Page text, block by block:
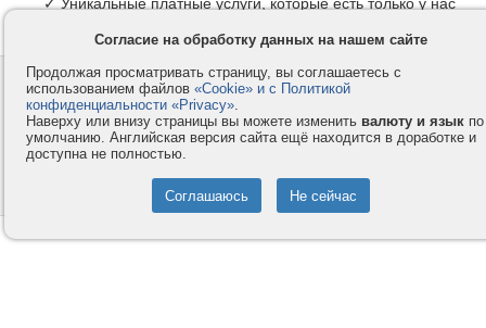
Контакты
Компания
Privacy и Cookie
Услуги
Как оплатить
Помощь
© 2008-2026
- Все права защищены.
Согласие на обработку данных на нашем сайте
Продолжая просматривать страницу, вы соглашаетесь с
использованием файлов «Cookie» и с Политикой
конфиденциальности «Privacy».
Наверху или внизу страницы вы можете изменить валюту и язык по
умолчанию. Английская версия сайта ещё находится в доработке и
доступна не полностью.